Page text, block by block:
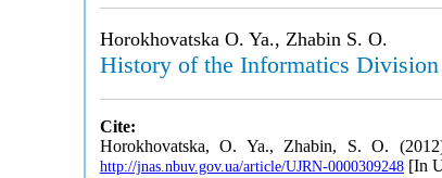
Horokhovatska O. Ya., Zhabin S. O.
History of the Informatics
Cite:
Horokhovatska, O. Ya., Zhabin, S. O.
http://jnas.nbuv.gov.ua/article/UJRN-0000309248[In